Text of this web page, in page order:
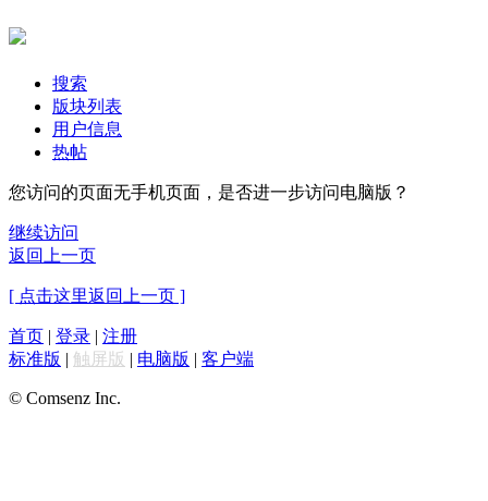
搜索
版块列表
用户信息
热帖
您访问的页面无手机页面，是否进一步访问电脑版？
继续访问
返回上一页
[ 点击这里返回上一页 ]
首页 | 登录 | 注册
标准版 | 触屏版 | 电脑版 | 客户端
© Comsenz Inc.